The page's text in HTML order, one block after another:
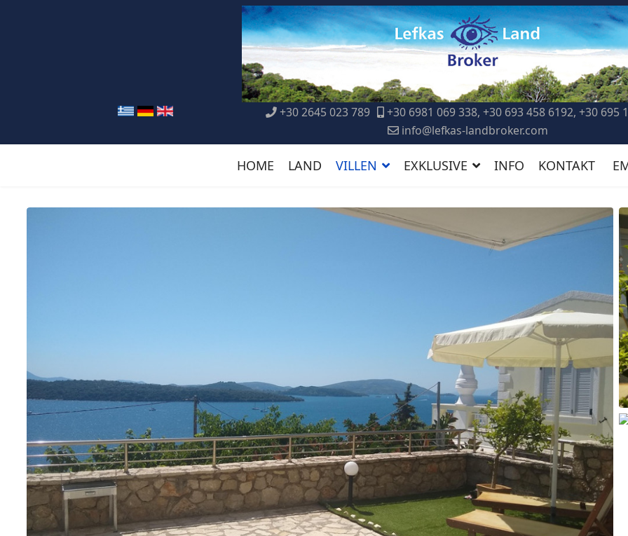
+30 2645 023 789
+30 6981 069 338, +30 693 458 6192, +30 695
info@lefkas-landbroker.com
HOME LAND VILLEN EXKLUSIVE INFO KONTAKT